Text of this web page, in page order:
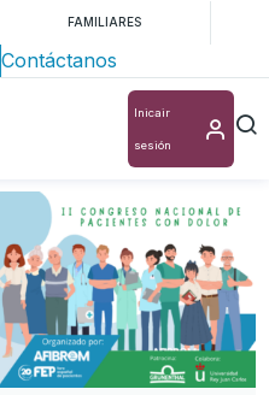
FAMILIARES
Contáctanos
Inicair
sesión